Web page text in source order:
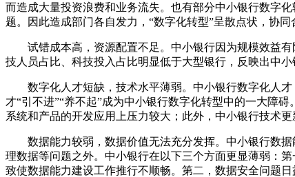
而造成大量投资浪费和业务流失。也有部分中小银行数字
题。因此造成部门各自发力，“数字化转型”呈散点状，协同
试错成本高，资源配置不足。中小银行因为规模效益
技人员占比、科技投入占比明显低于大型银行，反映出中
数字化人才短缺，技术水平薄弱。中小银行数字化人
才“引不进”“养不起”成为中小银行数字化转型中的一大障
系统和产品的开发应用上压力较大；此外，中小银行技术
数据能力较弱，数据价值无法充分发挥。中小银行数
理数据等问题之外。中小银行在以下三个方面更显薄弱：
致使数据能力建设工作推行不顺畅。第二，数据安全问题